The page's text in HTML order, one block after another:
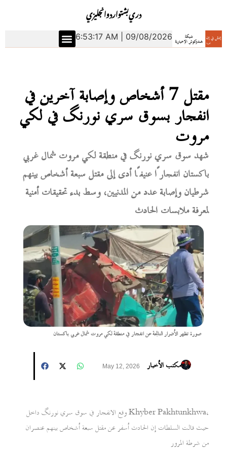
انجليزياردوبشتودري
6:53:18 AM | 09/08/2026
مقتل 7 أشخاص وإصابة آخرين في
انفجار بسوق سري نورنگ في لکي
مروت
شهد سوق سري نورنگ في منطقة لکي مروت شمال غربي
باكستان انفجارًا عنيفًا أدى إلى مقتل سبعة أشخاص بينهم
شرطيان وإصابة عدد من المدنيين، وسط بدء تحقيقات أمنية
لمعرفة ملابسات الحادث
صورة تظهر الأضرار الناتجة عن انفجار في منطقة لکي مروت شمال غربي باكستان
مكتب الأخبار May 12, 2026
وقع الانفجار في سوق سري نورنگ داخل Khyber Pakhtunkhwa،
حيث قالت السلطات إن الحادث أسفر عن مقتل سبعة أشخاص بينهم عنصران
من شرطة المرور